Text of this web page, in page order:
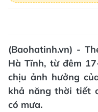
(Baohatinh.vn) -
Hà Tĩnh, từ đêm
chịu ảnh hưởng
khả năng thời tiết
có mưa.